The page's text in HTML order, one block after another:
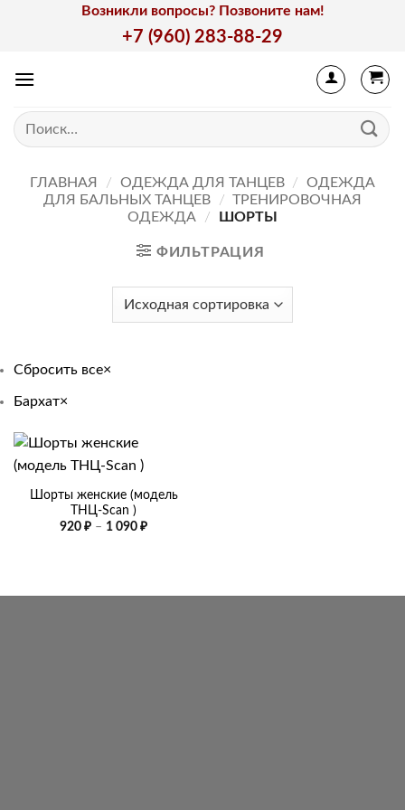
Возникли вопросы? Позвоните нам!
+7 (960) 283-88-29
Искать:
ГЛАВНАЯ / ОДЕЖДА ДЛЯ ТАНЦЕВ /
ОДЕЖДА
ДЛЯ БАЛЬНЫХ ТАНЦЕВ
/ ТРЕНИРОВОЧНАЯ
ОДЕЖДА
/ ШОРТЫ
ФИЛЬТРАЦИЯ
Сбросить все×
Бархат×
Шорты женские (модель
ТНЦ-Scan )
920 ₽ – 1 090 ₽Диапазон